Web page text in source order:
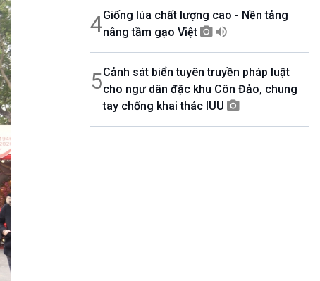
4Giống lúa chất lượng cao - Nền tảng
nâng tầm gạo Việt
5Cảnh sát biển tuyên truyền pháp luật
cho ngư dân đặc khu Côn Đảo, chung
tay chống khai thác IUU